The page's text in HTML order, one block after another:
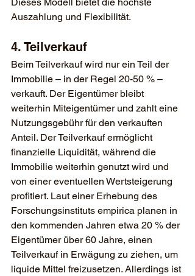
Auszahlung und Flexibilität.
4. Teilverkauf
Beim Teilverkauf wird nur ein Teil der
Immobilie – in der Regel 20-50 % –
verkauft. Der Eigentümer bleibt
weiterhin Miteigentümer und zahlt eine
Nutzungsgebühr für den verkauften
Anteil. Der Teilverkauf ermöglicht
finanzielle Liquidität, während die
Immobilie weiterhin genutzt wird und
von einer eventuellen Wertsteigerung
profitiert. Laut einer Erhebung des
Forschungsinstituts empirica planen in
den kommenden Jahren etwa 20 % der
Eigentümer über 60 Jahre, einen
Teilverkauf in Erwägung zu ziehen, um
liquide Mittel freizusetzen. Allerdings ist